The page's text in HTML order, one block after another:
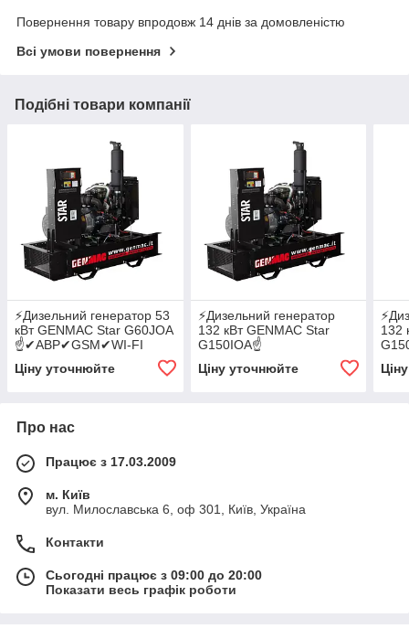
Повернення товару впродовж 14 днів за домовленістю
Всі умови повернення
Подібні товари компанії
⚡️Дизельний генератор 53
кВт GENMAC Star G60JOA
☝✔АВР✔GSM✔WI-FI
Ціну уточнюйте
⚡️Дизельний генератор
132 кВт GENMAC Star
G150IOA☝
Ціну уточнюйте
132
Про нас
Працює з 17.03.2009
м. Київ
вул. Милославська 6, оф 301, Київ, Україна
Контакти
Сьогодні працює з 09:00 до 20:00
Показати весь графік роботи